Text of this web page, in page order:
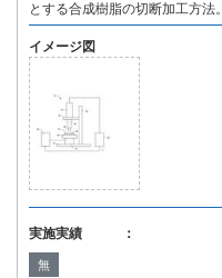
とする合成樹脂の切断加工方法。
イメージ図
実施実績 ：
無